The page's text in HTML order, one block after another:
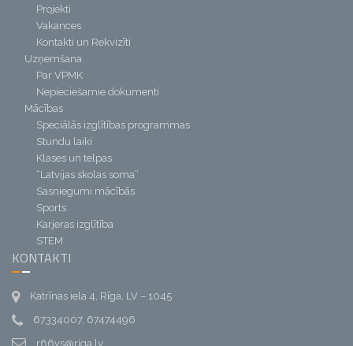
Projekti
Vakances
Kontakti un Rekvizīti
Uzņemšana
Par VPMK
Nepieciešamie dokumenti
Mācības
Speciālās izglītības programmas
Stundu laiki
Klases un telpas
“Latvijas skolas soma”
Sasniegumi mācībās
Sports
Karjeras izglītība
STEM
KONTAKTI
Katrīnas iela 4, Rīga, LV – 1045
67334007, 67474496
r66vs@riga.lv